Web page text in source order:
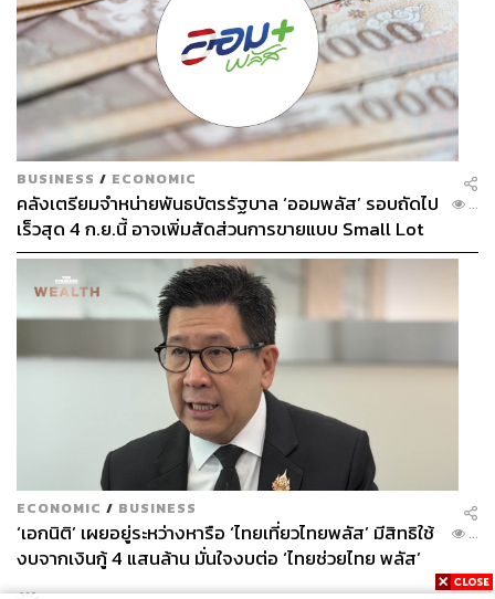
BUSINESS / ECONOMIC
คลังเตรียมจำหน่ายพันธบัตรรัฐบาล ‘ออมพลัส’ รอบถัดไป
เร็วสุด 4 ก.ย.นี้ อาจเพิ่มสัดส่วนการขายแบบ Small Lot
First มากขึ้น
...
ECONOMIC / BUSINESS
‘เอกนิติ’ เผยอยู่ระหว่างหารือ ‘ไทยเที่ยวไทยพลัส’ มีสิทธิใช้
งบจากเงินกู้ 4 แสนล้าน มั่นใจงบต่อ ‘ไทยช่วยไทย พลัส’
เฟส 2 มีเพียงพอ
...